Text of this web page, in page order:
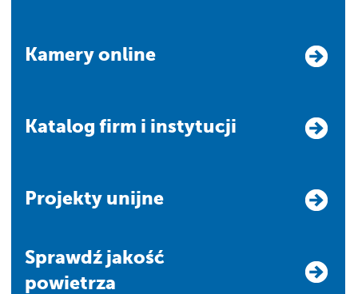
Kamery online
Katalog firm i instytucji
Projekty unijne
Sprawdź jakość
powietrza